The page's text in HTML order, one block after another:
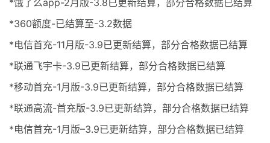
*360额度-已结算至-3.2数据
*电信首充-11月版-3.9已更新结算，部分合格数据已结算
*联通飞宇卡-3.9已更新结算，部分合格数据已结算
*移动首充-1月版-3.9已更新结算，部分合格数据已结算
*联通高流-首充版-3.9已更新结算，部分合格数据已结算
*电信首充-1月版–3.9已更新结算，部分合格数据已结算